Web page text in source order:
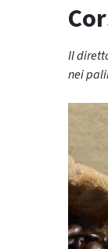
Il
nei